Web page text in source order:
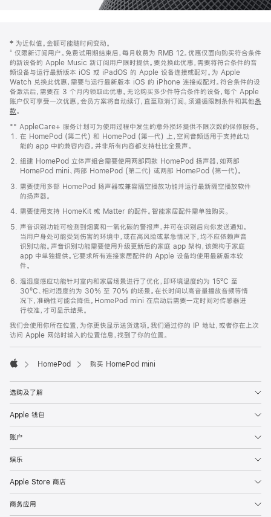
页
页
脚
注
‡ 为近似值。金额可能随时间变动。
⁺ 仅限新订阅用户。免费试用期结束后，每月收费为 RMB 12。优惠仅面向购买符合条件
的新设备的 Apple Music 新订阅用户限时提供。要兑换此优惠，需要将符合条件的音
频设备与运行最新版本 iOS 或 iPadOS 的 Apple 设备连接或配对。为 Apple
Watch 兑换此优惠，需要与运行最新版本 iOS 的 iPhone 连接或配对。符合条件的设
备激活后，需要在 3 个月内领取此优惠。无论购买多少件符合条件的设备，每个 Apple
账户仅可享受一次优惠。会员方案将自动续订，直至取消订阅。须遵循限制条件和其他条
款。
窗
口
中
打
开)
** AppleCare+ 服务计划可为使用过程中发生的意外损坏提供不限次数的保修服务。
在 HomePod (第二代) 和 HomePod (第一代) 上，空间音频适用于支持此功
能的 app 中的兼容内容。并非所有内容都支持杜比全景声。
组建 HomePod 立体声组合需要使用两部同款 HomePod 扬声器，如两部
HomePod mini、两部 HomePod (第二代) 或两部 HomePod (第一代)。
需要使用多部 HomePod 扬声器或兼容隔空播放功能并运行最新隔空播放软件
的扬声器。
需要使用支持 HomeKit 或 Matter 的配件。智能家居配件需单独购买。
声音识别功能可检测到烟雾和一氧化碳的警报声，并可在识别后向你发送通知。
当用户身处可能受到伤害的环境中，或在高风险或紧急情况下，均不应依赖声音
识别功能。声音识别功能需要使用升级更新后的家庭 app 架构，该架构于家庭
app 中单独提供。它要求所有连接家居配件的 Apple 设备均使用最新版本软
件。
温湿度感应功能针对室内和家居场景进行了优化，即环境温度约为 15ºC 至
30ºC、相对湿度约为 30% 至 70% 的场景。在长时间以高音量播放音频等情
况下，准确性可能会降低。HomePod mini 在启动后需要一定时间对传感器进
行校准，才可显示结果。
我们会使用你所在位置，为你更快显示送货选项。我们通过你的 IP 地址，或者你在上次
访问 Apple 网站时输入的位置信息，找到了你的位置。
HomePod 购买 HomePod mini
选购及了解
Apple 钱包
账户
娱乐
Apple Store 商店
商务应用